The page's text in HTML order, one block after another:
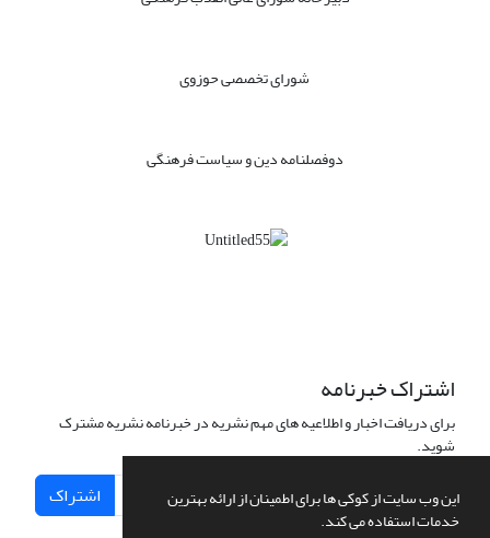
این وب سایت از کوکی ها برای اطمینان از ارائه بهترین
خدمات استفاده می کند.
شورای تخصصی حوزوی
دوفصلنامه دین و سیاست فرهنگی
اشتراک خبرنامه
برای دریافت اخبار و اطلاعیه های مهم نشریه در خبرنامه نشریه مشترک
شوید.
اشتراک